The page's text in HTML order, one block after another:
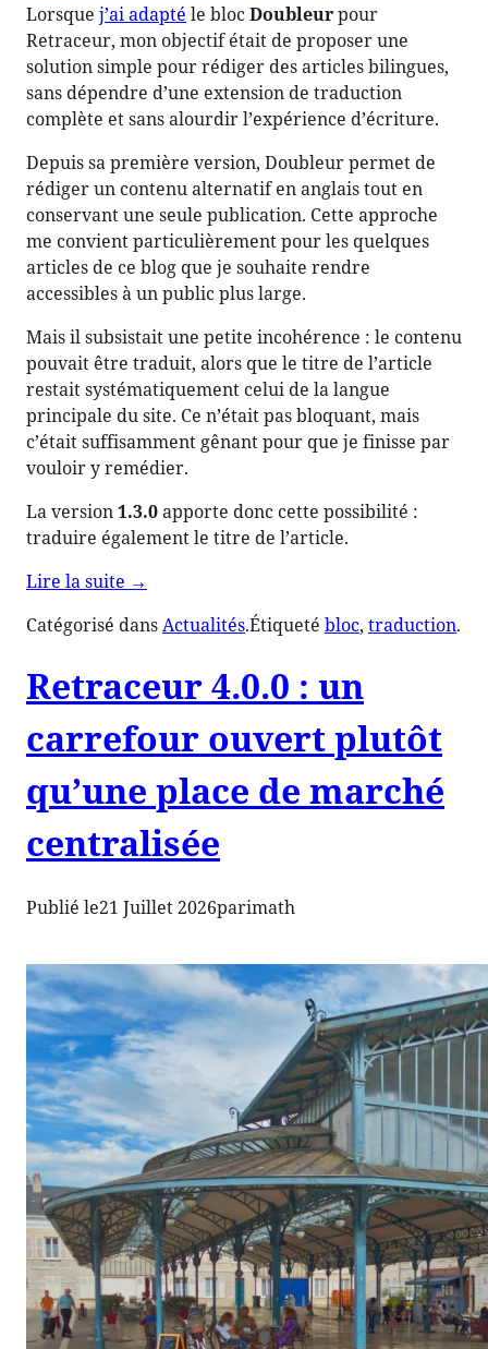
Lorsque j’ai adapté le blocDoubleurpour
Retraceur, mon objectif était de proposer une
solution simple pour rédiger des articles bilingues,
sans dépendre d’une extension de traduction
complète et sans alourdir l’expérience d’écriture.
Depuis sa première version, Doubleur permet de
rédiger un contenu alternatif en anglais tout en
conservant une seule publication. Cette approche
me convient particulièrement pour les quelques
articles de ce blog que je souhaite rendre
accessibles à un public plus large.
Mais il subsistait une petite incohérence : le contenu
pouvait être traduit, alors que le titre de l’article
restait systématiquement celui de la langue
principale du site. Ce n’était pas bloquant, mais
c’était suffisamment gênant pour que je finisse par
vouloir y remédier.
La version1.3.0apporte donc cette possibilité :
traduire également le titre de l’article.
Lire la suite de
1.3.0
le
titre
de
nos
articles
parle
désormais
anglais »
→
Catégorisé dansActualités.Étiqueté bloc, traduction.
Retraceur 4.0.0 : un
carrefour ouvert plutôt
qu’une place de marché
centralisée
Publié le21 Juillet 2026parimath